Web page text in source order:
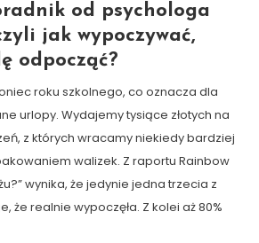
od psychologa
jak wypoczywać,
odpocząć?
roku szkolnego, co oznacza dla
urlopy. Wydajemy tysiące złotych na
z których wracamy niekiedy bardziej
walizek. Z raportu Rainbow
wynika, że jedynie jedna trzecia z
że realnie wypoczęła. Z kolei aż 80%